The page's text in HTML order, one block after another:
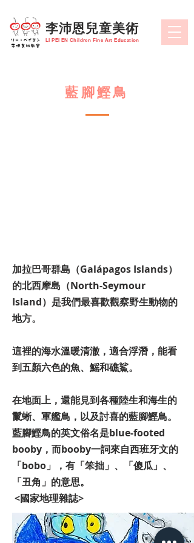
LI PEI EN Children Fine Art Education
​李沛恩兒童美術
藍腳鰹鳥
加拉巴哥群島（Galápagos Islands）
的北西摩島（North-Seymour
Island）是我們最喜歡觀察野生動物的
地方。
這裡的海水溫暖清澈，適合浮潛，能看
到五顏六色的魚、鰩和礁鯊。
在地面上，還能見到各種陸生和海生的
鬣蜥、軍艦鳥，以及討喜的藍腳鰹鳥。
藍腳鰹鳥的英文俗名是blue-footed
booby，而booby一詞來自西班牙文的
「bobo」，有「笨拙」、「傻瓜」、
「丑角」的意思。
<國家地理雜誌>